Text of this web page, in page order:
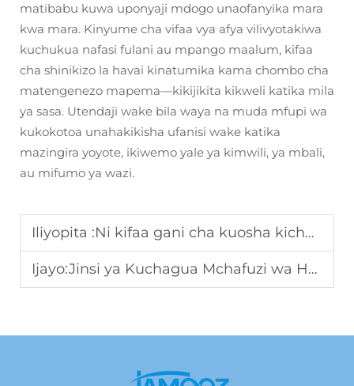
matibabu kuwa uponyaji mdogo unaofanyika mara
kwa mara. Kinyume cha vifaa vya afya vilivyotakiwa
kuchukua nafasi fulani au mpango maalum, kifaa
cha shinikizo la havai kinatumika kama chombo cha
matengenezo mapema—kikijikita kikweli katika mila
ya sasa. Utendaji wake bila waya na muda mfupi wa
kukokotoa unahakikisha ufanisi wake katika
mazingira yoyote, ikiwemo yale ya kimwili, ya mbali,
au mifumo ya wazi.
Iliyopita :Ni kifaa gani cha kuosha kichwa kinachopendwa katika matukio ya afya kwa ajili ya wafanyakazi?
Ijayo:Jinsi ya Kuchagua Mchafuzi wa Hewa wa Kufaa?